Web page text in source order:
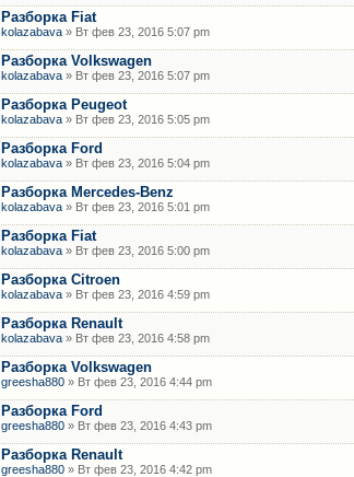
Разборка Fiat
kolazabava » Вт фев 23, 2016 5:07 pm
Разборка Volkswagen
kolazabava » Вт фев 23, 2016 5:07 pm
Разборка Peugeot
kolazabava » Вт фев 23, 2016 5:05 pm
Разборка Ford
kolazabava » Вт фев 23, 2016 5:04 pm
Разборка Mercedes-Benz
kolazabava » Вт фев 23, 2016 5:01 pm
Разборка Fiat
kolazabava » Вт фев 23, 2016 5:00 pm
Разборка Citroen
kolazabava » Вт фев 23, 2016 4:59 pm
Разборка Renault
kolazabava » Вт фев 23, 2016 4:58 pm
Разборка Volkswagen
greesha880 » Вт фев 23, 2016 4:44 pm
Разборка Ford
greesha880 » Вт фев 23, 2016 4:43 pm
Разборка Renault
greesha880 » Вт фев 23, 2016 4:42 pm